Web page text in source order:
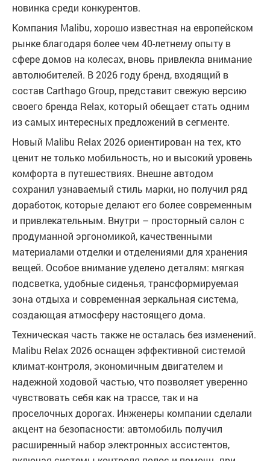
новинка среди конкурентов.
Компания Malibu, хорошо известная на европейском
рынке благодаря более чем 40-летнему опыту в
сфере домов на колесах, вновь привлекла внимание
автолюбителей. В 2026 году бренд, входящий в
состав Carthago Group, представит свежую версию
своего бренда Relax, который обещает стать одним
из самых интересных предложений в сегменте.
Новый Malibu Relax 2026 ориентирован на тех, кто
ценит не только мобильность, но и высокий уровень
комфорта в путешествиях. Внешне автодом
сохранил узнаваемый стиль марки, но получил ряд
доработок, которые делают его более современным
и привлекательным. Внутри – просторный салон с
продуманной эргономикой, качественными
материалами отделки и отделениями для хранения
вещей. Особое внимание уделено деталям: мягкая
подсветка, удобные сиденья, трансформируемая
зона отдыха и современная зеркальная система,
создающая атмосферу настоящего дома.
Техническая часть также не осталась без изменений.
Malibu Relax 2026 оснащен эффективной системой
климат-контроля, экономичным двигателем и
надежной ходовой частью, что позволяет уверенно
чувствовать себя как на трассе, так и на
проселочных дорогах. Инженеры компании сделали
акцент на безопасности: автомобиль получил
расширенный набор электронных ассистентов,